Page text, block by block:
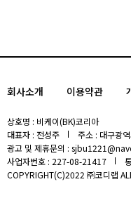
회사소개 이용약관
상호명 : 비케이(BK)코리아
대표자 : 전성주
주소 : 대구광
광고 및 제휴문의 :
사업자번호 : 227-08-21417
COPYRIGHT(C)2022 ㈜코디랩